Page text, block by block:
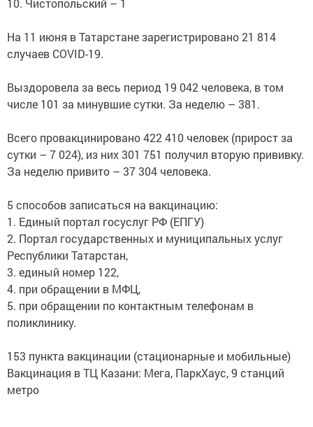
10. Чистопольский – 1
На 11 июня в Татарстане зарегистрировано 21 814
случаев COVID-19.
Выздоровела за весь период 19 042 человека, в том
числе 101 за минувшие сутки. За неделю – 381.
Всего провакцинировано 422 410 человек (прирост за
сутки – 7 024), из них 301 751 получил вторую прививку.
За неделю привито – 37 304 человека.
5 способов записаться на вакцинацию:
1. Единый портал госуслуг РФ (ЕПГУ)
2. Портал государственных и муниципальных услуг
Республики Татарстан,
3. единый номер 122,
4. при обращении в МФЦ,
5. при обращении по контактным телефонам в
поликлинику.
153 пункта вакцинации (стационарные и мобильные)
Вакцинация в ТЦ Казани: Мега, ПаркХаус, 9 станций
метро